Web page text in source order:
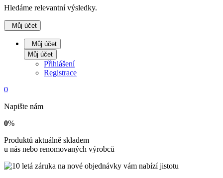
Hledáme relevantní výsledky.
Můj účet
Můj účet
Můj účet
Přihlášení
Registrace
0
Napište nám
0%
Produktů aktuálně skladem
u nás nebo renomovaných výrobců